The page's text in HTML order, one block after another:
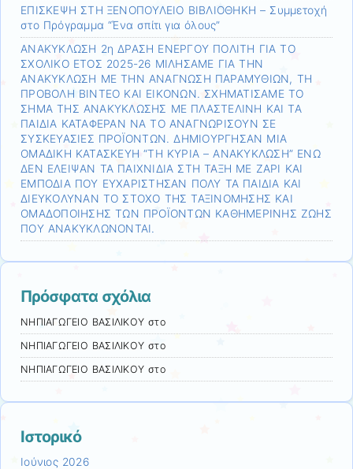
ΕΠΙΣΚΕΨΗ ΣΤΗ ΞΕΝΟΠΟΥΛΕΙΟ ΒΙΒΛΙΟΘΗΚΗ – Συμμετοχή
στο Πρόγραμμα “Ένα σπίτι για όλους”
ΑΝΑΚΥΚΛΩΣΗ 2η ΔΡΑΣΗ ΕΝΕΡΓΟΥ ΠΟΛΙΤΗ ΓΙΑ ΤΟ
ΣΧΟΛΙΚΟ ΕΤΟΣ 2025-26 ΜΙΛΗΣΑΜΕ ΓΙΑ ΤΗΝ
ΑΝΑΚΥΚΛΩΣΗ ΜΕ ΤΗΝ ΑΝΑΓΝΩΣΗ ΠΑΡΑΜΥΘΙΩΝ, ΤΗ
ΠΡΟΒΟΛΗ ΒΙΝΤΕΟ ΚΑΙ ΕΙΚΟΝΩΝ. ΣΧΗΜΑΤΙΣΑΜΕ ΤΟ
ΣΗΜΑ ΤΗΣ ΑΝΑΚΥΚΛΩΣΗΣ ΜΕ ΠΛΑΣΤΕΛΙΝΗ ΚΑΙ ΤΑ
ΠΑΙΔΙΑ ΚΑΤΑΦΕΡΑΝ ΝΑ ΤΟ ΑΝΑΓΝΩΡΙΣΟΥΝ ΣΕ
ΣΥΣΚΕΥΑΣΙΕΣ ΠΡΟΪΟΝΤΩΝ. ΔΗΜΙΟΥΡΓΗΣΑΝ ΜΙΑ
ΟΜΑΔΙΚΗ ΚΑΤΑΣΚΕΥΗ “ΤΗ ΚΥΡΙΑ – ΑΝΑΚΥΚΛΩΣΗ” ΕΝΩ
ΔΕΝ ΕΛΕΙΨΑΝ ΤΑ ΠΑΙΧΝΙΔΙΑ ΣΤΗ ΤΑΞΗ ΜΕ ΖΑΡΙ ΚΑΙ
ΕΜΠΟΔΙΑ ΠΟΥ ΕΥΧΑΡΙΣΤΗΣΑΝ ΠΟΛΥ ΤΑ ΠΑΙΔΙΑ ΚΑΙ
ΔΙΕΥΚΟΛΥΝΑΝ ΤΟ ΣΤΟΧΟ ΤΗΣ ΤΑΞΙΝΟΜΗΣΗΣ ΚΑΙ
ΟΜΑΔΟΠΟΙΗΣΗΣ ΤΩΝ ΠΡΟΪΟΝΤΩΝ ΚΑΘΗΜΕΡΙΝΗΣ ΖΩΗΣ
ΠΟΥ ΑΝΑΚΥΚΛΩΝΟΝΤΑΙ.
Πρόσφατα σχόλια
ΝΗΠΙΑΓΩΓΕΙΟ ΒΑΣΙΛΙΚΟΥ στο
ΝΗΠΙΑΓΩΓΕΙΟ ΒΑΣΙΛΙΚΟΥ στο
ΝΗΠΙΑΓΩΓΕΙΟ ΒΑΣΙΛΙΚΟΥ στο
Ιστορικό
Ιούνιος 2026